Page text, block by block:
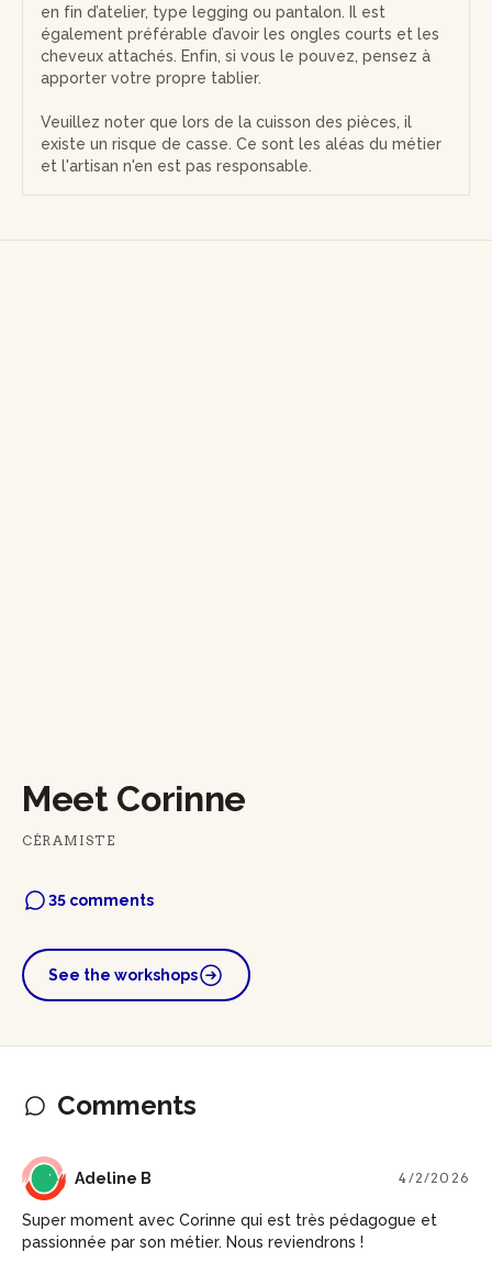
en fin d’atelier, type legging ou pantalon. Il est
également préférable d’avoir les ongles courts et les
cheveux attachés. Enfin, si vous le pouvez, pensez à
apporter votre propre tablier.
Veuillez noter que lors de la cuisson des pièces, il
existe un risque de casse. Ce sont les aléas du métier
et l'artisan n'en est pas responsable.
Meet Corinne
CÉRAMISTE
35 comments
See the workshops
Comments
AB Adeline B 4/2/2026
Super moment avec Corinne qui est très pédagogue et
passionnée par son métier. Nous reviendrons !